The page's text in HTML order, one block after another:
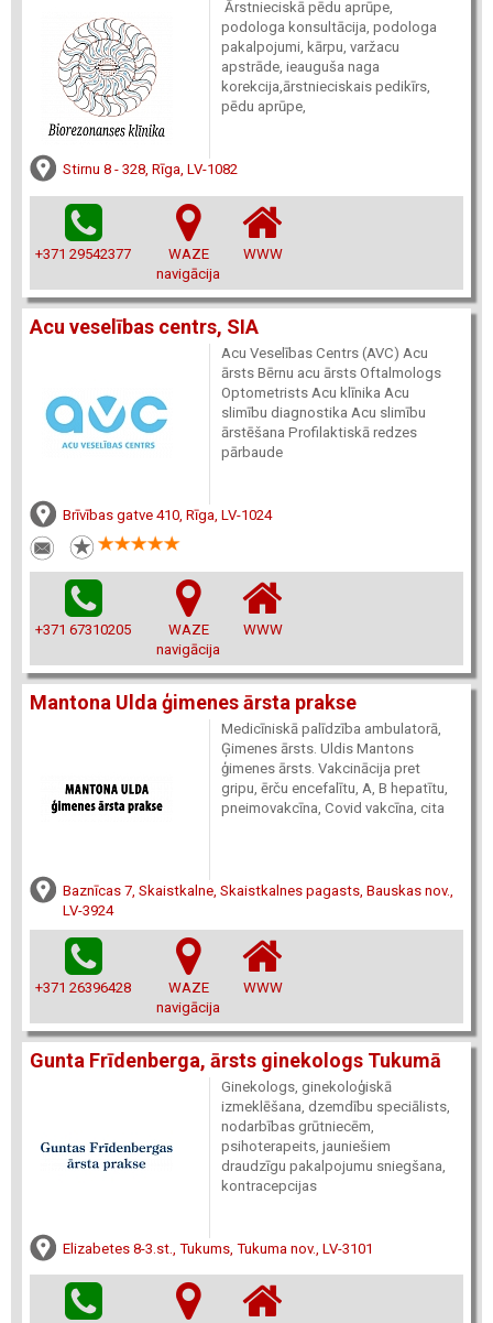
Ārstnieciskā pēdu aprūpe,
podologa konsultācija, podologa
pakalpojumi, kārpu, varžacu
apstrāde, ieauguša naga
korekcija,ārstnieciskais pedikīrs,
pēdu aprūpe,
Stirnu 8 - 328, Rīga, LV-1082
+371 29542377
WAZE
navigācija
WWW
Acu veselības centrs, SIA
Acu Veselības Centrs (AVC) Acu
ārsts Bērnu acu ārsts Oftalmologs
Optometrists Acu klīnika Acu
slimību diagnostika Acu slimību
ārstēšana Profilaktiskā redzes
pārbaude
Brīvības gatve 410, Rīga, LV-1024
+371 67310205
WAZE
navigācija
WWW
Mantona Ulda ģimenes ārsta prakse
Medicīniskā palīdzība ambulatorā,
Ģimenes ārsts. Uldis Mantons
ģimenes ārsts. Vakcinācija pret
gripu, ērču encefalītu, A, B hepatītu,
pneimovakcīna, Covid vakcīna, cita
Baznīcas 7, Skaistkalne, Skaistkalnes pagasts, Bauskas nov.,
LV-3924
+371 26396428
WAZE
navigācija
WWW
Gunta Frīdenberga, ārsts ginekologs Tukumā
Ginekologs, ginekoloģiskā
izmeklēšana, dzemdību speciālists,
nodarbības grūtniecēm,
psihoterapeits, jauniešiem
draudzīgu pakalpojumu sniegšana,
kontracepcijas
Elizabetes 8-3.st., Tukums, Tukuma nov., LV-3101